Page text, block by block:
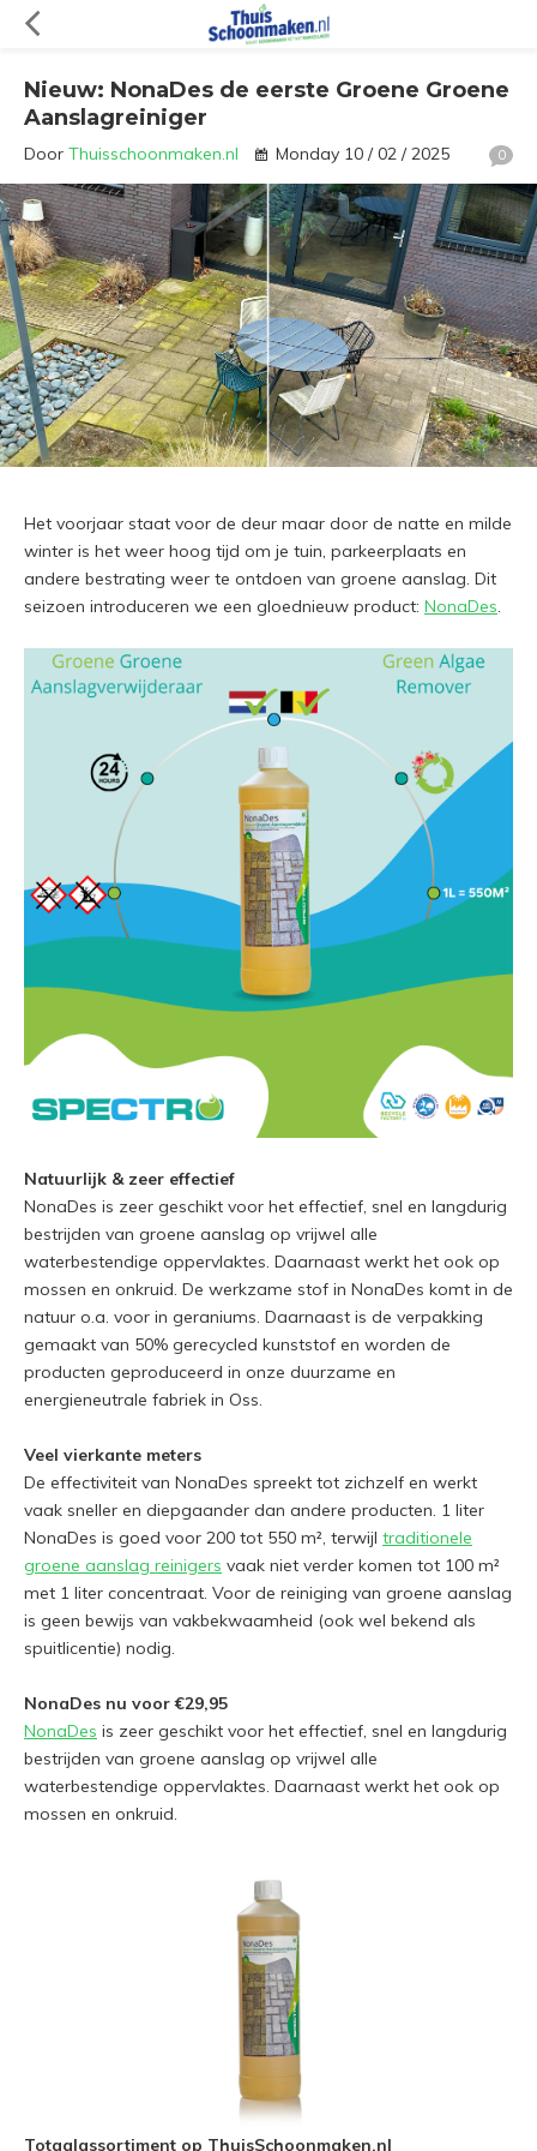
Nieuw: NonaDes de eerste Groene Groene
Aanslagreiniger
Door Thuisschoonmaken.nl Monday 10 / 02 / 2025 0
Het voorjaar staat voor de deur maar door de natte en milde
winter is het weer hoog tijd om je tuin, parkeerplaats en
andere bestrating weer te ontdoen van groene aanslag. Dit
seizoen introduceren we een gloednieuw product: NonaDes.
Natuurlijk & zeer effectief
NonaDes is zeer geschikt voor het effectief, snel en langdurig
bestrijden van groene aanslag op vrijwel alle
waterbestendige oppervlaktes. Daarnaast werkt het ook op
mossen en onkruid. De werkzame stof in NonaDes komt in de
natuur o.a. voor in geraniums. Daarnaast is de verpakking
gemaakt van 50% gerecycled kunststof en worden de
producten geproduceerd in onze duurzame en
energieneutrale fabriek in Oss.
Veel vierkante meters
De effectiviteit van NonaDes spreekt tot zichzelf en werkt
vaak sneller en diepgaander dan andere producten. 1 liter
NonaDes is goed voor 200 tot 550 m², terwijl traditionele
groene aanslag reinigers vaak niet verder komen tot 100 m²
met 1 liter concentraat. Voor de reiniging van groene aanslag
is geen bewijs van vakbekwaamheid (ook wel bekend als
spuitlicentie) nodig.
NonaDes nu voor €29,95
NonaDes is zeer geschikt voor het effectief, snel en langdurig
bestrijden van groene aanslag op vrijwel alle
waterbestendige oppervlaktes. Daarnaast werkt het ook op
mossen en onkruid.
Totaalassortiment op ThuisSchoonmaken.nl